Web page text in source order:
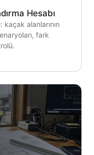
Hesabı
kaçak alanlarının
fark